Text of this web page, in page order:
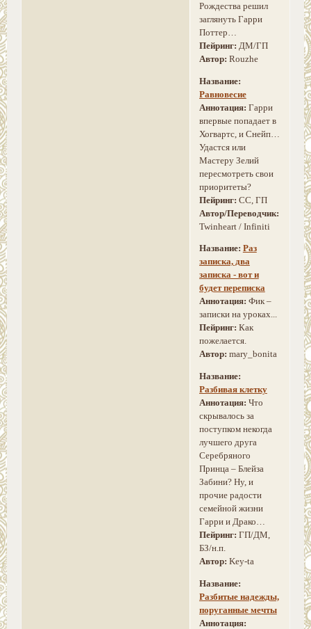
Рождества решил
заглянуть Гарри
Поттер…
Пейринг: ДМ/ГП
Автор: Rouzhe
Название:
Равновесие
Аннотация: Гарри
впервые попадает в
Хогвартс, и Снейп…
Удастся или
Мастеру Зелий
пересмотреть свои
приоритеты?
Пейринг: СС, ГП
Автор/Переводчик:
Twinheart / Infiniti
Название: Раз
записка, два
записка - вот и
будет переписка
Аннотация: Фик –
записки на уроках...
Пейринг: Как
пожелается.
Автор: mary_bonita
Название:
Разбивая клетку
Аннотация: Что
скрывалось за
поступком некогда
лучшего друга
Серебряного
Принца – Блейза
Забини? Ну, и
прочие радости
семейной жизни
Гарри и Драко…
Пейринг: ГП/ДМ,
БЗ/н.п.
Автор: Key-ta
Название:
Разбитые надежды,
поруганные мечты
Аннотация: